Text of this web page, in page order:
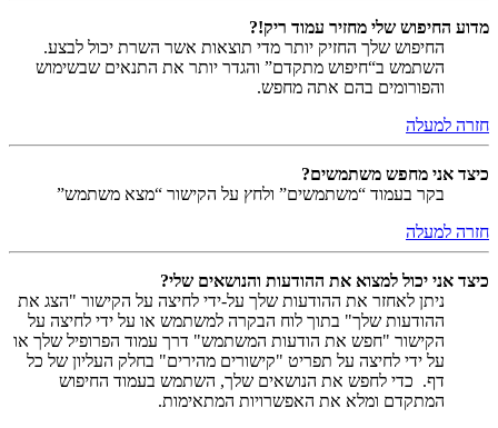
מדוע החיפוש שלי מחזיר עמוד ריק!?
החיפוש שלך החזיק יותר מדי תוצאות אשר השרת יכול לבצע.
השתמש ב“חיפוש מתקדם” והגדר יותר את התנאים שבשימוש
והפורומים בהם אתה מחפש.
חזרה למעלה
כיצד אני מחפש משתמשים?
בקר בעמוד “משתמשים” ולחץ על הקישור “מצא משתמש”
חזרה למעלה
כיצד אני יכול למצוא את ההודעות והנושאים שלי?
ניתן לאחזר את ההודעות שלך על-ידי לחיצה על הקישור "הצג את
ההודעות שלך" בתוך לוח הבקרה למשתמש או על ידי לחיצה על
הקישור "חפש את הודעות המשתמש" דרך עמוד הפרופיל שלך או
על ידי לחיצה על תפריט "קישורים מהירים" בחלק העליון של כל
דף. כדי לחפש את הנושאים שלך, השתמש בעמוד החיפוש
המתקדם ומלא את האפשרויות המתאימות.